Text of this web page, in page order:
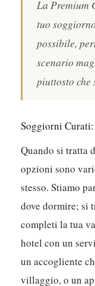
La Premium
tuo
possibile,
scenario
piuttosto
Soggiorni
Quando si tratta
opzioni sono
stesso. Stiamo
dove dormire; si
completi la tua
hotel con un
un accogliente
villaggio, o un